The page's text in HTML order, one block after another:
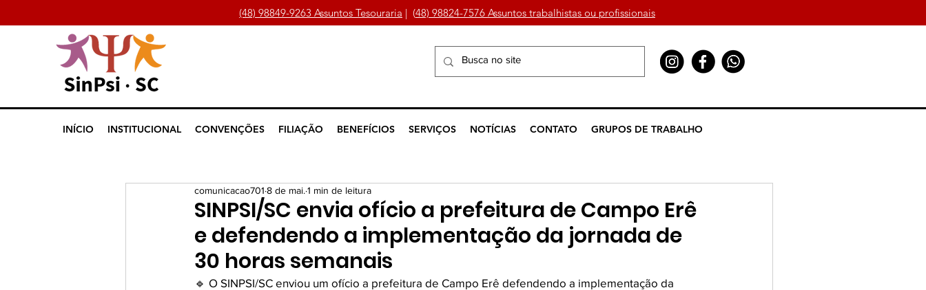
INÍCIO INSTITUCIONAL CONVENÇÕES FILIAÇÃO BENEFÍCIOS SERVIÇOS NOTÍCIAS CONTATO GRUPOS DE TRABALHO
(48) 98849-9263 Assuntos Tesouraria | (48) 98824-7576 Assuntos trabalhistas ou profissionais
SINPSI/SC envia ofício a prefeitura de Campo Erê
e defendendo a implementação da jornada de
30 horas semanais
comunicacao701 8 de mai. 1 min de leitura
🔹 O SINPSI/SC enviou um ofício a prefeitura de Campo Erê defendendo a implementação da